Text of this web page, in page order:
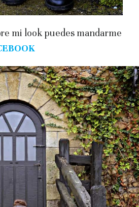
mi look puedes mandarme